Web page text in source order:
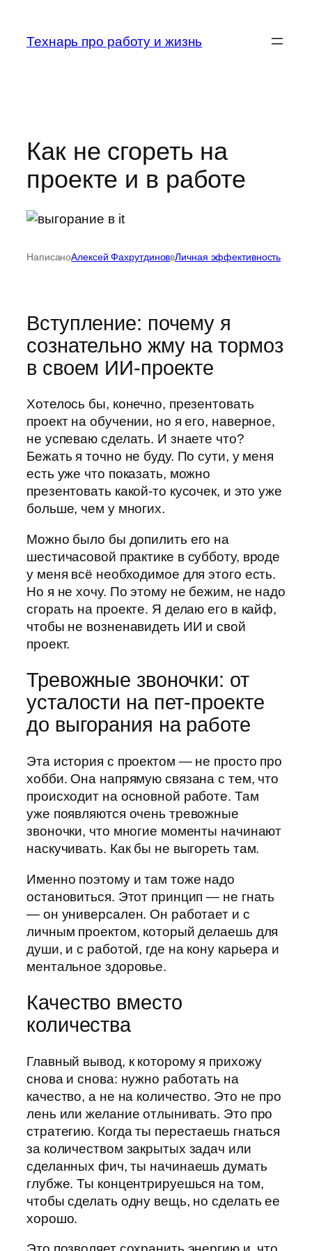
содержимому
Технарь про работу и жизнь
Как не сгореть на
проекте и в работе
НаписаноАлексей ФахрутдиноввЛичная эффективность
Вступление: почему я
сознательно жму на тормоз
в своем ИИ-проекте
Хотелось бы, конечно, презентовать
проект на обучении, но я его, наверное,
не успеваю сделать. И знаете что?
Бежать я точно не буду. По сути, у меня
есть уже что показать, можно
презентовать какой-то кусочек, и это уже
больше, чем у многих.
Можно было бы допилить его на
шестичасовой практике в субботу, вроде
у меня всё необходимое для этого есть.
Но я не хочу. По этому не бежим, не надо
сгорать на проекте. Я делаю его в кайф,
чтобы не возненавидеть ИИ и свой
проект.
Тревожные звоночки: от
усталости на пет-проекте
до выгорания на работе
Эта история с проектом — не просто про
хобби. Она напрямую связана с тем, что
происходит на основной работе. Там
уже появляются очень тревожные
звоночки, что многие моменты начинают
наскучивать. Как бы не выгореть там.
Именно поэтому и там тоже надо
остановиться. Этот принцип — не гнать
— он универсален. Он работает и с
личным проектом, который делаешь для
души, и с работой, где на кону карьера и
ментальное здоровье.
Качество вместо
количества
Главный вывод, к которому я прихожу
снова и снова: нужно работать на
качество, а не на количество. Это не про
лень или желание отлынивать. Это про
стратегию. Когда ты перестаешь гнаться
за количеством закрытых задач или
сделанных фич, ты начинаешь думать
глубже. Ты концентрируешься на том,
чтобы сделать одну вещь, но сделать ее
хорошо.